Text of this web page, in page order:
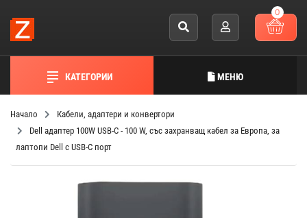
0
КАТЕГОРИИ МЕНЮ
Начало
Кабели, адаптери и конвертори
Dell адаптер 100W USB-C - 100 W, със захранващ кабел за Европа, за
лаптопи Dell с USB-C порт